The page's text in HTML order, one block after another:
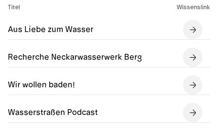
Titel Wissenslink
Aus Liebe zum Wasser
Recherche Neckarwasserwerk Berg
Wir wollen baden!
Wasserstraßen Podcast